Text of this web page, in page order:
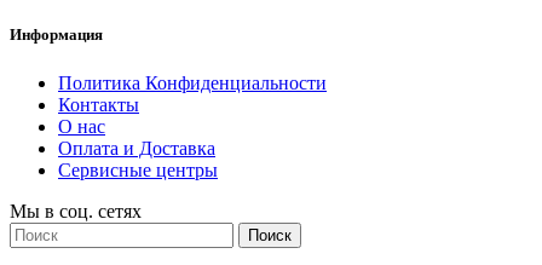
Информация
Политика Конфиденциальности
Контакты
О нас
Оплата и Доставка
Сервисные центры
Мы в соц. сетях
Поиск